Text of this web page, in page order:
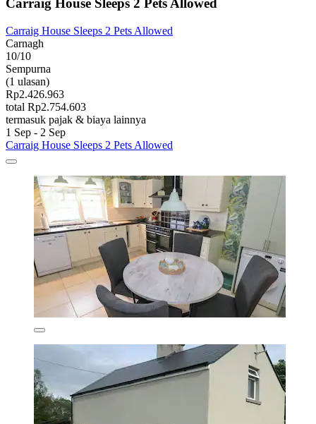
Carraig House Sleeps 2 Pets Allowed
Carraig House Sleeps 2 Pets Allowed
Carnagh
10/10
Sempurna
(1 ulasan)
Rp2.426.963
total Rp2.754.603
termasuk pajak & biaya lainnya
1 Sep - 2 Sep
Carraig House Sleeps 2 Pets Allowed